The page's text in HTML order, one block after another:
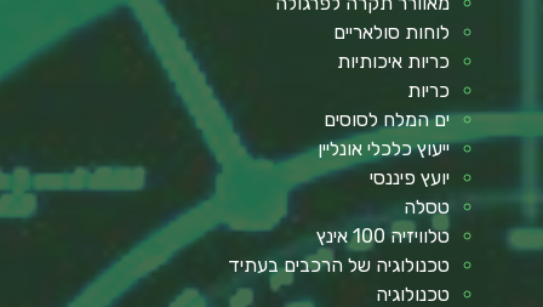
לוחות סולאריים
כריות איכותיות
כריות
ים המלח לסוסים
ייעוץ כלכלי אונליין
יועץ פיננסי
טסלה
טלוויזיה 100 אינץ
טכנולוגיה של הרכבים בעתיד
טכנולוגיה